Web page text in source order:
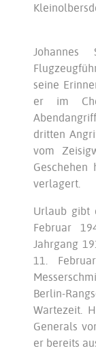
Johannes
seine
er im
dritten
vom
verlagert.
Urlaub gibt
Februar
Jahrgang
11.
Berlin-
Wartezeit.
Generals
er bereits